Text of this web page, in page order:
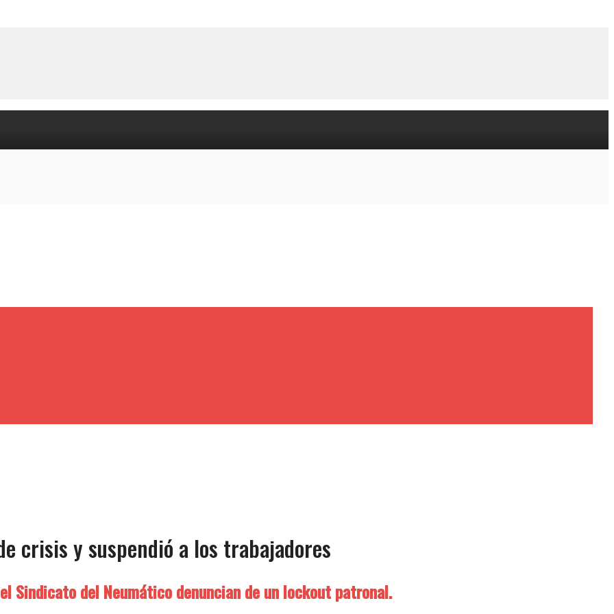
crisis y suspendió a los trabajadores
Sindicato del Neumático denuncian de un lockout patronal.